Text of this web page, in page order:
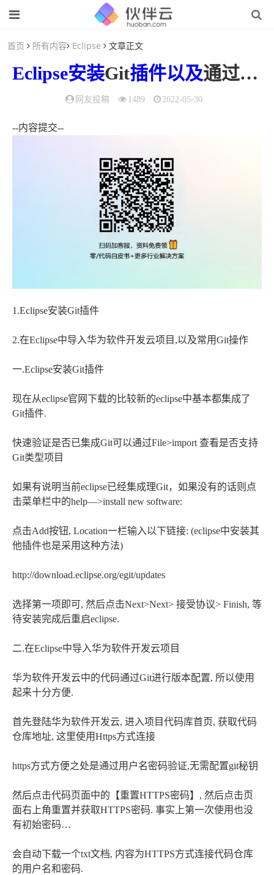
首页 所有内容 Eclipse 文章正文
Eclipse安装Git插件以及通过Git导入华为软件开发云项目
网友投稿 1489 2022-05-30
--内容提交--
1.Eclipse安装Git插件
2.在Eclipse中导入华为软件开发云项目,以及常用Git操作
一.Eclipse安装Git插件
现在从eclipse官网下载的比较新的eclipse中基本都集成了
Git插件.
快速验证是否已集成Git可以通过File>import 查看是否支持
Git类型项目
如果有说明当前eclipse已经集成理Git，如果没有的话则点
击菜单栏中的help—>install new software:
点击Add按钮, Location一栏输入以下链接: (eclipse中安装其
他插件也是采用这种方法)
http://download.eclipse.org/egit/updates
选择第一项即可, 然后点击Next>Next> 接受协议> Finish, 等
待安装完成后重启eclipse.
二.在Eclipse中导入华为软件开发云项目
华为软件开发云中的代码通过Git进行版本配置, 所以使用
起来十分方便.
首先登陆华为软件开发云, 进入项目代码库首页, 获取代码
仓库地址, 这里使用Https方式连接
https方式方便之处是通过用户名密码验证,无需配置git秘钥
然后点击代码页面中的【重置HTTPS密码】, 然后点击页
面右上角重置并获取HTTPS密码. 事实上第一次使用也没
有初始密码…
会自动下载一个txt文档, 内容为HTTPS方式连接代码仓库
的用户名和密码.